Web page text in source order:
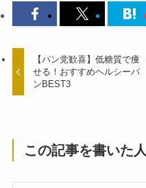
【パン党歓喜】低糖質で痩
せる！おすすめヘルシーパ
ンBEST3
この記事を書いた人